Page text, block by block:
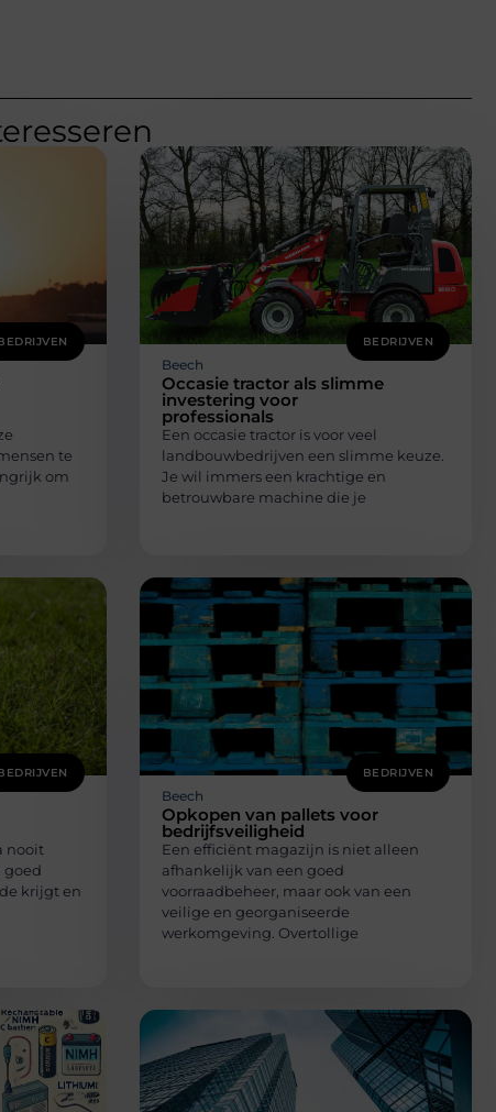
te
om
BEDRIJVEN
Beech
Occasie tractor als slimme
investering voor
professionals
Een occasie tractor is voor veel
landbouwbedrijven een slimme keuze.
Je wil immers een krachtige en
betrouwbare machine die je
nooit
goed
krijgt en
BEDRIJVEN
Beech
Opkopen van pallets voor
bedrijfsveiligheid
Een efficiënt magazijn is niet alleen
afhankelijk van een goed
voorraadbeheer, maar ook van een
veilige en georganiseerde
werkomgeving. Overtollige